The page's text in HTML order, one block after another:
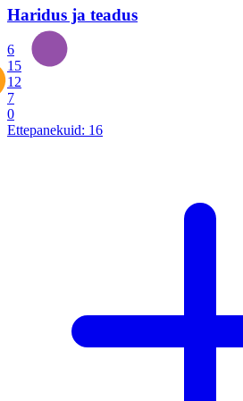
Haridus ja teadus
6
15
12
7
0
Ettepanekuid: 16